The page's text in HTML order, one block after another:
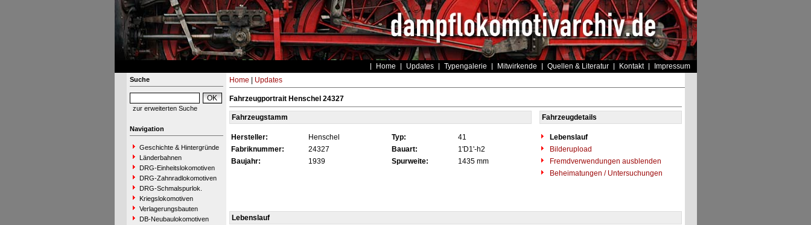
Home Updates Typengalerie Mitwirkende Quellen & Literatur Kontakt Impressum
Suche
zur erweiterten Suche
Navigation
Geschichte & Hintergründe
Länderbahnen
DRG-Einheitslokomotiven
DRG-Zahnradlokomotiven
DRG-Schmalspurlok.
Kriegslokomotiven
Verlagerungsbauten
DB-Neubaulokomotiven
Home Updates
Fahrzeugportrait Henschel 24327
Fahrzeugstamm Fahrzeugdetails
Hersteller: Henschel Typ: 41
Lebenslauf
Fabriknummer:
24327 Bauart: 1'D1'-h2
Bilderupload
Baujahr:
1939 Spurweite: 1435 mm
Fremdverwendungen ausblenden
Beheimatungen / Untersuchungen
Lebenslauf